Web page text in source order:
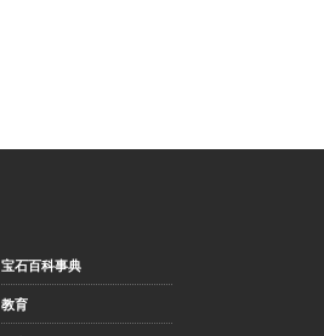
宝石百科事典
教育